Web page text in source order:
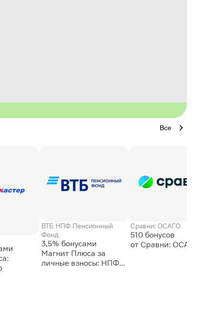
Все
ВТБ НПФ Пенсионный
Фонд
3,5% бонусами
Магнит Плюса за
личные взносы: НПФ
Сравни: ОСАГО
510 бонусов